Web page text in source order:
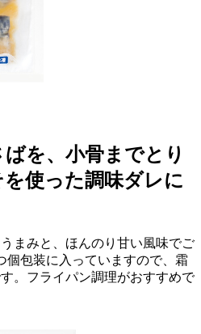
を、小骨までとり
使った調味ダレに
まみと、ほんのり甘い風味でご
個包装に入っていますので、霜
。フライパン調理がおすすめで